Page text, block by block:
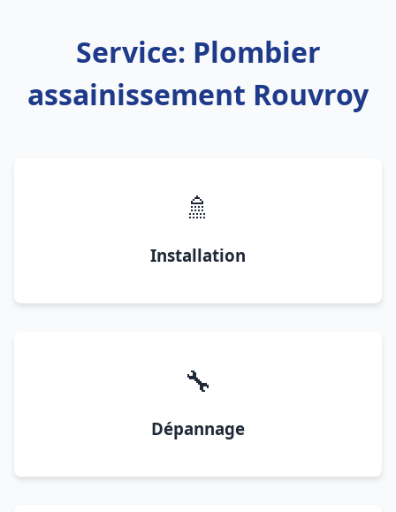
Service: Plombier
assainissement Rouvroy
🚿
Installation
🔧
Dépannage